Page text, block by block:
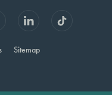
Sitemap